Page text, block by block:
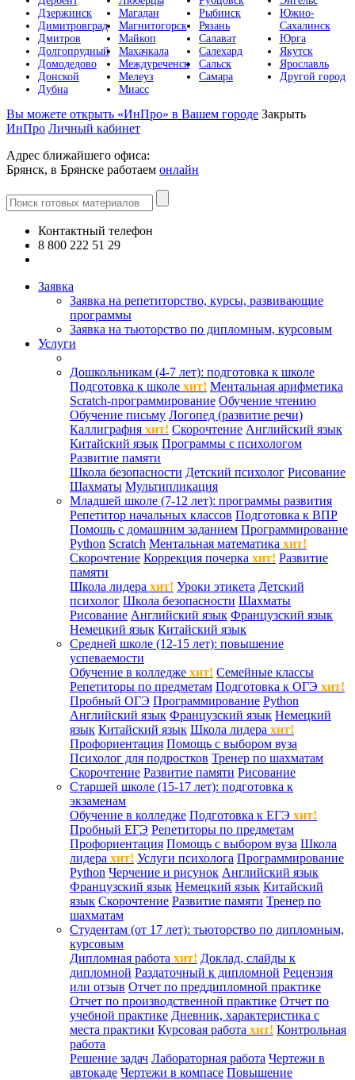
Дзержинск
Димитровград
Дмитров
Долгопрудный
Домодедово
Донской
Дубна
Магадан
Магнитогорск
Майкоп
Махачкала
Междуреченск
Мелеуз
Миасс
Рыбинск
Рязань
Салават
Салехард
Сальск
Самара
Южно-
Сахалинск
Юрга
Якутск
Ярославль
Другой город
Вы можете открыть «ИнПро» в Вашем городе Закрыть
ИнПро Личный кабинет
Адрес ближайшего офиса:
Брянск, в Брянске работаем онлайн
Контактный телефон
8 800 222 51 29
Заявка
Заявка на репетиторство, курсы, развивающие
программы
Заявка на тьюторство по дипломным, курсовым
Услуги
Дошкольникам (4-7 лет): подготовка к школе
Подготовка к школе хит! Ментальная арифметика
Scratch-программирование Обучение чтению
Обучение письму Логопед (развитие речи)
Каллиграфия хит! Скорочтение Английский язык
Китайский язык Программы с психологом
Развитие памяти
Школа безопасности Детский психолог Рисование
Шахматы Мультипликация
Младшей школе (7-12 лет): программы развития
Репетитор начальных классов Подготовка к ВПР
Помощь с домашним заданием Программирование
Python Scratch Ментальная математика хит!
Скорочтение Коррекция почерка хит! Развитие
памяти
Школа лидера хит! Уроки этикета Детский
психолог Школа безопасности Шахматы
Рисование Английский язык Французский язык
Немецкий язык Китайский язык
Средней школе (12-15 лет): повышение
успеваемости
Обучение в колледже хит! Семейные классы
Репетиторы по предметам Подготовка к ОГЭ хит!
Пробный ОГЭ Программирование Python
Английский язык Французский язык Немецкий
язык Китайский язык Школа лидера хит!
Профориентация Помощь с выбором вуза
Психолог для подростков Тренер по шахматам
Скорочтение Развитие памяти Рисование
Старшей школе (15-17 лет): подготовка к
экзаменам
Обучение в колледже Подготовка к ЕГЭ хит!
Пробный ЕГЭ Репетиторы по предметам
Профориентация Помощь с выбором вуза Школа
лидера хит! Услуги психолога Программирование
Python Черчение и рисунок Английский язык
Французский язык Немецкий язык Китайский
язык Скорочтение Развитие памяти Тренер по
шахматам
Студентам (от 17 лет): тьюторство по дипломным,
курсовым
Дипломная работа хит! Доклад, слайды к
дипломной Раздаточный к дипломной Рецензия
или отзыв Отчет по преддипломной практике
Отчет по производственной практике Отчет по
учебной практике Дневник, характеристика с
места практики Курсовая работа хит! Контрольная
работа
Решение задач Лабораторная работа Чертежи в
автокаде Чертежи в компасе Повышение